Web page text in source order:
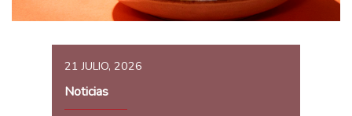
21 JULIO, 2026
Noticias